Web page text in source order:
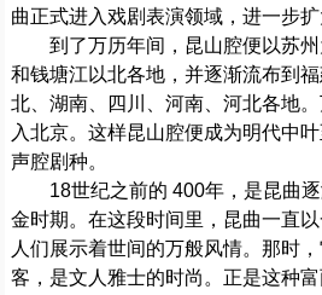
曲正式进入戏剧表演领域，进一步扩
到了万历年间，昆山腔便以苏
和钱塘江以北各地，并逐渐流布到
北、湖南、四川、河南、河北各地
入北京。这样昆山腔便成为明代中
声腔剧种。
18世纪之前的 400年，是昆曲
金时期。在这段时间里，昆曲一直
人们展示着世间的万般风情。那时
客，是文人雅士的时尚。正是这种